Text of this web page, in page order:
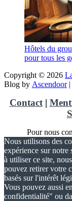
Hôtels du
pour tous les
Copyright © 2026
Blog by Ascendoor|
Contact|
Pour nous
Nous utilisons des
expérience sur
à utiliser ce site,
pouvez retirer votre
basés sur l'intérêt
Vous pouvez aussi
confidentialité" ou